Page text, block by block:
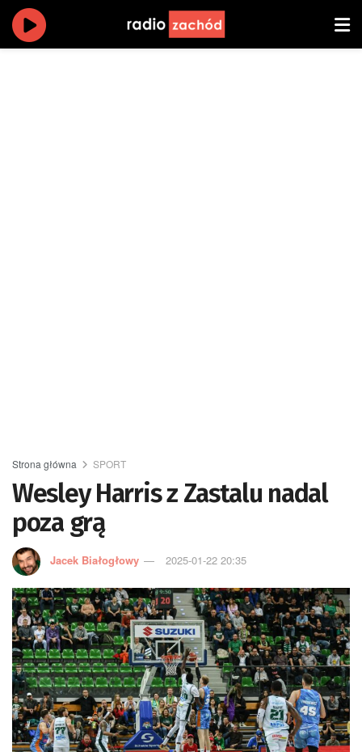
Strona główna SPORT
Wesley Harris z Zastalu nadal
poza grą
Jacek Białogłowy 2025-01-22 20:35